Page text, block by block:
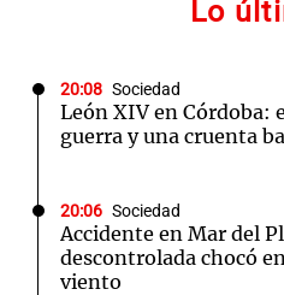
Lo
20:08 Sociedad
León XIV en Córdoba:
guerra y una cruenta
20:06 Sociedad
Accidente en Mar del
descontrolada chocó
viento